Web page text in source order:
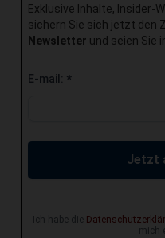
Exklusive Inhalte, Insider-
sichern Sie sich jetzt den
Newsletter und seien Sie
E-mail: *
Jetzt
Ich habe die
mich